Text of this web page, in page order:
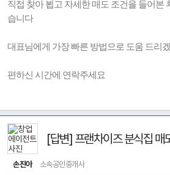
직접 찾아 뵙고 자세한 매도 조건을 들어본
습니다
대표님에게 가장 빠른 방법으로 도움 드리
편하신 시간에 연락주세요
[답변] 프랜차이즈 분식집 매
손진아 소속공인중개사